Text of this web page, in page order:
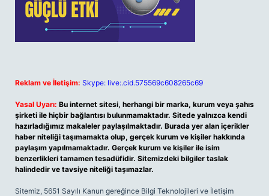
Reklam ve İletişim: Skype: live:.cid.575569c608265c69
Yasal Uyarı: Bu internet sitesi, herhangi bir marka, kurum veya şahıs
şirketi ile hiçbir bağlantısı bulunmamaktadır. Sitede yalnızca kendi
hazırladığımız makaleler paylaşılmaktadır. Burada yer alan içerikler
haber niteliği taşımamakta olup, gerçek kurum ve kişiler hakkında
paylaşım yapılmamaktadır. Gerçek kurum ve kişiler ile isim
benzerlikleri tamamen tesadüfidir. Sitemizdeki bilgiler taslak
halindedir ve tavsiye niteliği taşımazlar.
Sitemiz, 5651 Sayılı Kanun gereğince Bilgi Teknolojileri ve İletişim